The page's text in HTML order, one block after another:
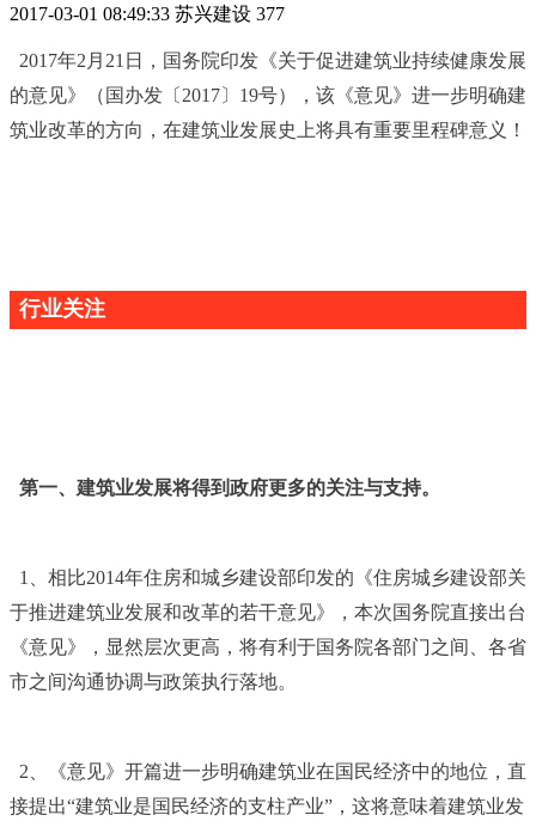
2017-03-01 08:49:33 苏兴建设 377
2017年2月21日，国务院印发《关于促进建筑业持续健康发展
的意见》（国办发〔2017〕19号），该《意见》进一步明确建
筑业改革的方向，在建筑业发展史上将具有重要里程碑意义！
行业关注
第一、建筑业发展将得到政府更多的关注与支持。
1
、相比2014年住房和城乡建设部印发的《住房城乡建设部关
于推进建筑业发展和改革的若干意见》，本次国务院直接出台
《意见》，显然层次更高，将有利于国务院各部门之间、各省
市之间沟通协调与政策执行落地。
2 、《意见》开篇进一步明确建筑业在国民经济中的地位，直
接提出“建筑业是国民经济的支柱产业”，这将意味着建筑业发